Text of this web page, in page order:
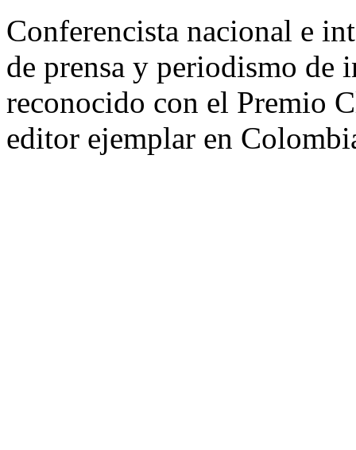
Conferencista nacional e
de prensa y periodismo de
reconocido con el Premio
editor ejemplar en